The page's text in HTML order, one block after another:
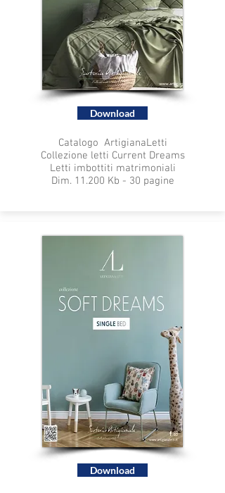
Download
Catalogo ArtigianaLetti
Collezione letti Current Dreams
Letti imbottiti matrimoniali
Dim. 11.200 Kb - 30 pagine
Download